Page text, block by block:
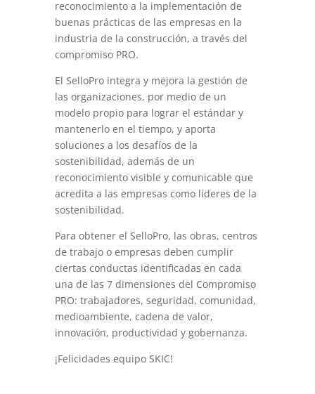
reconocimiento a la implementación de
buenas prácticas de las empresas en la
industria de la construcción, a través del
compromiso PRO.
El SelloPro integra y mejora la gestión de
las organizaciones, por medio de un
modelo propio para lograr el estándar y
mantenerlo en el tiempo, y aporta
soluciones a los desafíos de la
sostenibilidad, además de un
reconocimiento visible y comunicable que
acredita a las empresas como líderes de la
sostenibilidad.
Para obtener el SelloPro, las obras, centros
de trabajo o empresas deben cumplir
ciertas conductas identificadas en cada
una de las 7 dimensiones del Compromiso
PRO: trabajadores, seguridad, comunidad,
medioambiente, cadena de valor,
innovación, productividad y gobernanza.
¡Felicidades equipo SKIC!